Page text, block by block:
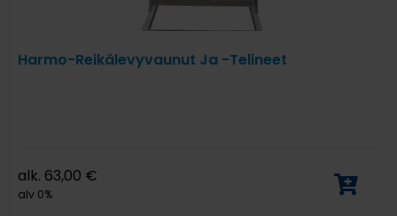
Harmo-Reikälevyvaunut Ja -Telineet
alk. 63,00 €
alv 0%